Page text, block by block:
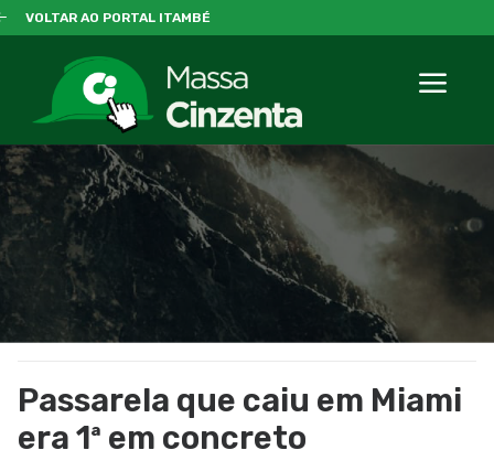
VOLTAR AO PORTAL ITAMBÉ
Passarela que caiu em Miami
era 1ª em concreto